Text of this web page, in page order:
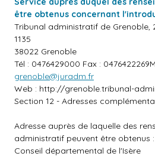
être obtenus concernant
Tribunal administratif de Grenoble,
1135
38022 Grenoble
Tél : 0476429000 Fax :
grenoble@juradm.fr
Web : http://grenoble.tribunal-
Section 12 - Adresses
Adresse auprès de laquelle des
administratif peuvent être obtenus :
Conseil départemental de l'Isère